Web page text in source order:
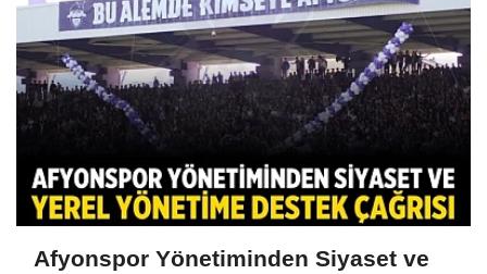
Afyonspor Yönetiminden Siyaset ve